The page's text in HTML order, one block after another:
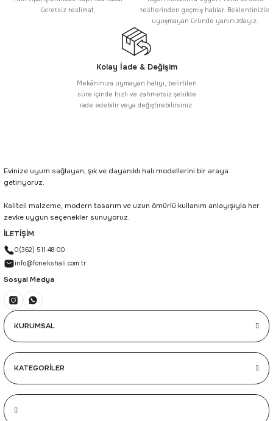
ücretsiz teslimat.
testlerinden geçmiş halılar. Beklentinizle
uyuşmayan üründe yanınızdayız.
Kolay İade & Değişim
Mekânınıza uymayan halıyı, belirtilen
süre içinde hızlı ve zahmetsiz şekilde
iade edebilir veya değiştirebilirsiniz.
Evinize uyum sağlayan, şık ve dayanıklı halı modellerini bir araya
getiriyoruz.
Kaliteli malzeme, modern tasarım ve uzun ömürlü kullanım anlayışıyla her
zevke uygun seçenekler sunuyoruz.
İLETİŞİM
0(362) 511 48 00
info@fonekshali.com.tr
Sosyal Medya
KURUMSAL
KATEGORİLER